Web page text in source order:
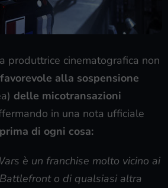
produttrice cinematografica non
alla sospensione
delle micotransazioni
in una nota ufficiale
di ogni cosa:
è un franchise molto vicino ai
o di qualsiasi altra